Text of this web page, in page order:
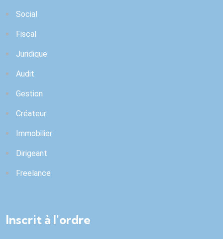
Social
Fiscal
Juridique
Audit
Gestion
Créateur
Immobilier
Dirigeant
Freelance
Inscrit à l'ordre